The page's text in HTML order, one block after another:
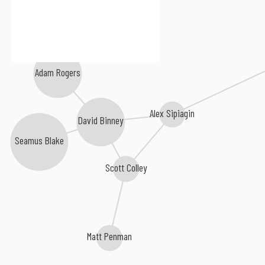
Alex Sipiagin
David Binney
Scott Colley
Matt Penman
Adam Rogers
Seamus Blake